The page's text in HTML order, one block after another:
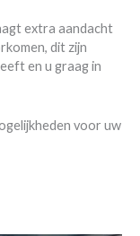
extra aandacht
dit zijn
en u graag in
voor uw